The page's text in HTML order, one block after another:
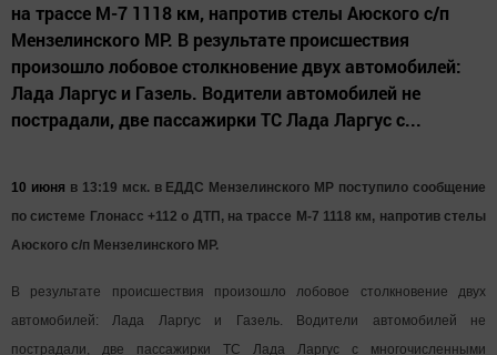
на трассе М-7 1118 км, напротив стелы Аюского с/п
Мензелинского МР. В результате происшествия
произошло лобовое столкновение двух автомобилей:
Лада Ларгус и Газель. Водители автомобилей не
пострадали, две пассажирки ТС Лада Ларгус с...
10 июня в 13:19 мск. в ЕДДС Мензелинского МР поступило сообщение
по системе Глонасс +112 о ДТП, на трассе М-7 1118 км, напротив стелы
Аюского с/п Мензелинского МР.
В результате происшествия произошло лобовое столкновение двух
автомобилей: Лада Ларгус и Газель. Водители автомобилей не
пострадали, две пассажирки ТС Лада Ларгус с многочисленными